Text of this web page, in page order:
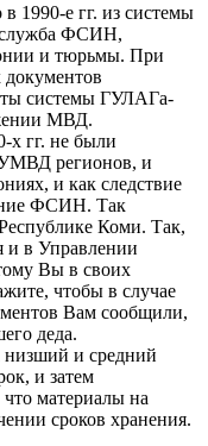
1990-е гг. из системы
служба ФСИН,
и тюрьмы. При
системы ГУЛАГа-
МВД.
х гг. не были
регионов, и
и как следствие
ФСИН. Так
Коми. Так,
и в Управлении
Вы в своих
чтобы в случае
Вам сообщили,
деда.
низший и средний
и затем
материалы на
сроков хранения.